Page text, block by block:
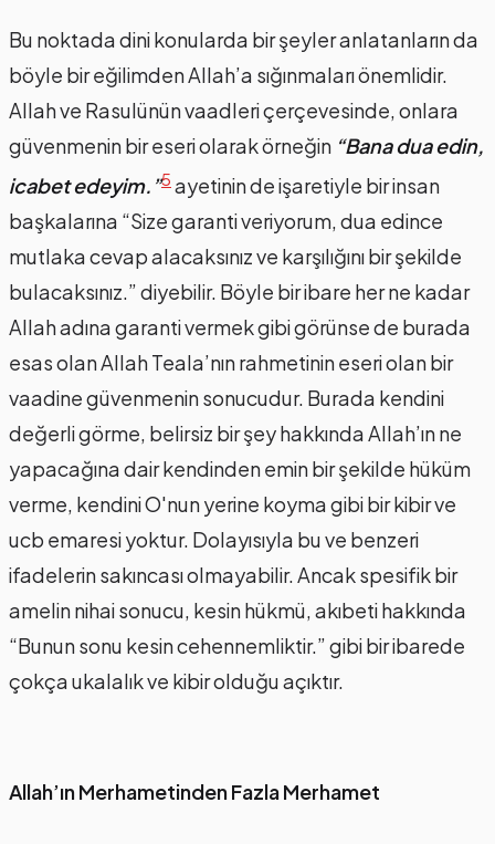
Bu noktada dini konularda bir şeyler anlatanların da
böyle bir eğilimden Allah’a sığınmaları önemlidir.
Allah ve Rasulünün vaadleri çerçevesinde, onlara
güvenmenin bir eseri olarak örneğin “Bana dua edin,
icabet edeyim.”5 ayetinin de işaretiyle bir insan
başkalarına “Size garanti veriyorum, dua edince
mutlaka cevap alacaksınız ve karşılığını bir şekilde
bulacaksınız.” diyebilir. Böyle bir ibare her ne kadar
Allah adına garanti vermek gibi görünse de burada
esas olan Allah Teala’nın rahmetinin eseri olan bir
vaadine güvenmenin sonucudur. Burada kendini
değerli görme, belirsiz bir şey hakkında Allah’ın ne
yapacağına dair kendinden emin bir şekilde hüküm
verme, kendini O'nun yerine koyma gibi bir kibir ve
ucb emaresi yoktur. Dolayısıyla bu ve benzeri
ifadelerin sakıncası olmayabilir. Ancak spesifik bir
amelin nihai sonucu, kesin hükmü, akıbeti hakkında
“Bunun sonu kesin cehennemliktir.” gibi bir ibarede
çokça ukalalık ve kibir olduğu açıktır.
Allah’ın Merhametinden Fazla Merhamet